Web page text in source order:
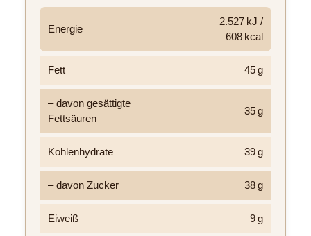
Energie
2.527 kJ /
608 kcal
Fett 45 g
– davon gesättigte
Fettsäuren
35 g
Kohlenhydrate 39 g
– davon Zucker 38 g
Eiweiß 9 g